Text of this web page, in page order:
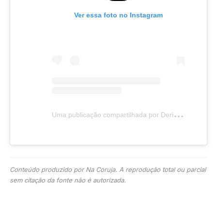
Ver essa foto no Instagram
U
ma publicação compartilhada por Derik Lacerda (@deriklacerda)
Conteúdo produzido por Na Coruja. A reprodução total ou parcial
sem citação da fonte não é autorizada.